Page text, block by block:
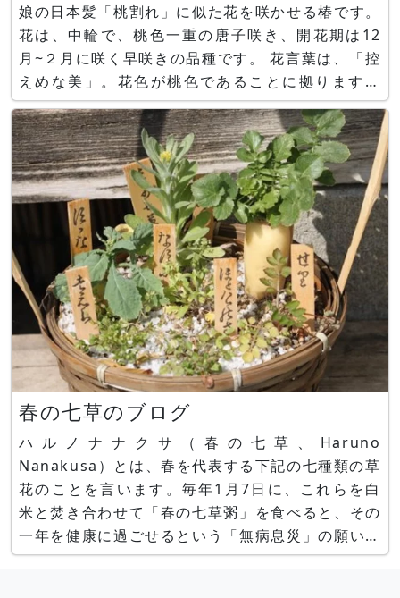
娘の日本髪「桃割れ」に似た花を咲かせる椿です。
花は、中輪で、桃色一重の唐子咲き、開花期は12
月~２月に咲く早咲きの品種です。 花言葉は、「控
えめな美」。花色が桃色であることに拠ります。
■ツバキ モモワレ（椿 桃割れ）
https://www.flower-db.com/ja/flower:2005
春の七草のブログ
ハルノナナクサ（春の七草、Haruno
Nanakusa）とは、春を代表する下記の七種類の草
花のことを言います。毎年1月7日に、これらを白
米と焚き合わせて「春の七草粥」を食べると、その
一年を健康に過ごせるという「無病息災」の願いが
込められています。 【春の七草】 ゴギョウ（ハハ